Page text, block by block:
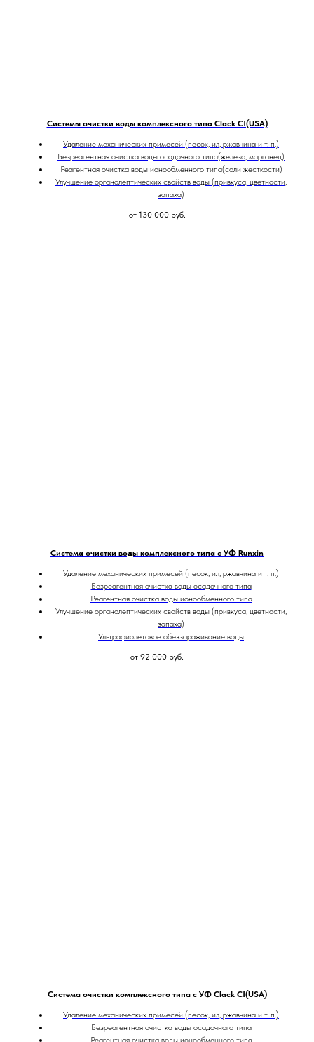
Системы очистки воды комплексного типа Clack CI(USA)
Удаление механических примесей (песок, ил, ржавчина и т. п.)
Безреагентная очистка воды осадочного типа(железо, марганец)
Реагентная очистка воды ионообменного типа(соли жесткости)
Улучшение органолептических свойств воды (привкуса, цветности,
запаха)
от 130 000 руб.
Система очистки воды комплексного типа с УФ Runxin
Удаление механических примесей (песок, ил, ржавчина и т. п.)
Безреагентная очистка воды осадочного типа
Реагентная очистка воды ионообменного типа
Улучшение органолептических свойств воды (привкуса, цветности,
запаха)
Ультрафиолетовое обеззараживание воды
от 92 000 руб.
Система очистки комплексного типа с УФ Clack CI(USA)
Удаление механических примесей (песок, ил, ржавчина и т. п.)
Безреагентная очистка воды осадочного типа